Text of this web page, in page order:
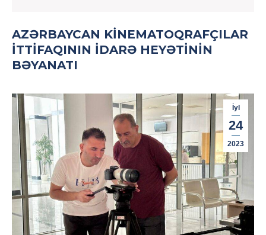
AZƏRBAYCAN KINEMATOQRAFÇILAR
İTTIFAQININ İDARƏ HEYƏTININ
BƏYANATI
İyl
24
2023